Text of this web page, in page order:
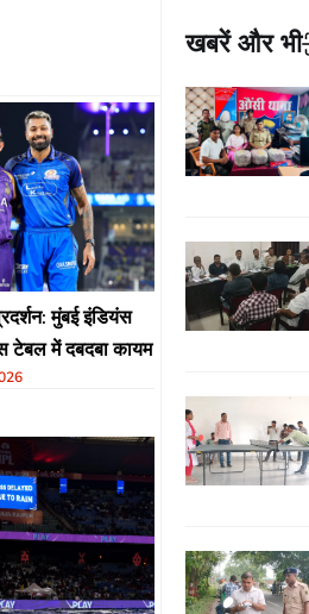
मुंबई इंडियंस
टेबल में दबदबा कायम
खबरें और भी